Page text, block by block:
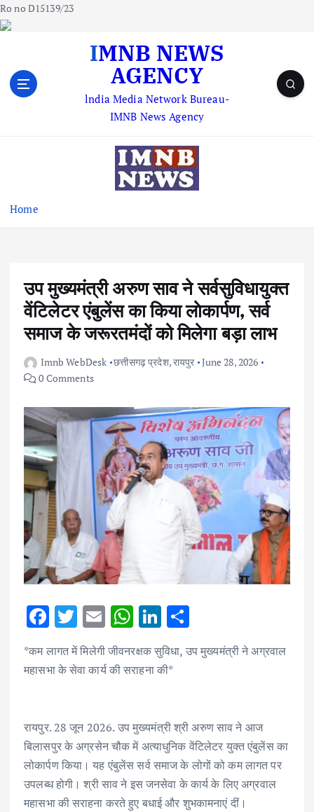
Ro no D15139/23
IMNB NEWS
AGENCY
lndia Media Network Bureau-
IMNB News Agency
Home
उप मुख्यमंत्री अरुण साव ने सर्वसुविधायुक्त
वेंटिलेटर एंबुलेंस का किया लाेकार्पण, सर्व
समाज के जरूरतमंदों को मिलेगा बड़ा लाभ
Imnb WebDesk छत्तीसगढ़ प्रदेश,रायपुर June 28, 2026
0 Comments
F
e
b
o
k
T
w
it
te
E
m
ai
l
W
at
s
p
p
Li
n
k
e
n
ar
*कम लागत में मिलेगी जीवनरक्षक सुविधा, उप मुख्यमंत्री ने अग्रवाल
महासभा के सेवा कार्य की सराहना की*
रायपुर. 28 जून 2026. उप मुख्यमंत्री श्री अरुण साव ने आज
बिलासपुर के अग्रसेन चौक में अत्याधुनिक वेंटिलेटर युक्त एंबुलेंस का
लोकार्पण किया। यह एंबुलेंस सर्व समाज के लोगों को कम लागत पर
उपलब्ध होगी। श्री साव ने इस जनसेवा के कार्य के लिए अग्रवाल
महासभा की सराहना करते हुए बधाई और शुभकामनाएं दीं।